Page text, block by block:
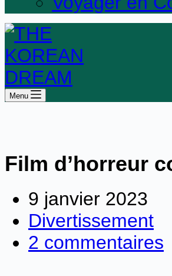
Menu
Film d’horreur
9 janvier 2023
Divertissement
2 commentaires